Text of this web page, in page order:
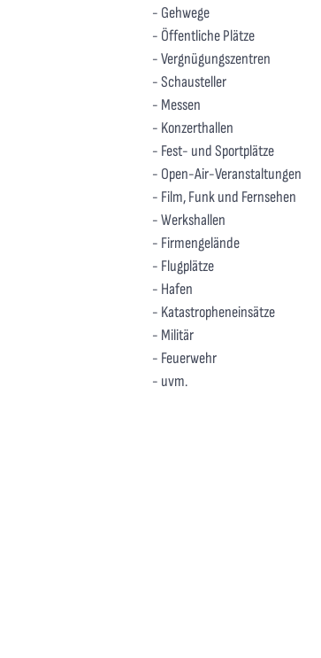
- Gehwege
- Öffentliche Plätze
- Vergnügungszentren
- Schausteller
- Messen
- Konzerthallen
- Fest- und Sportplätze
- Open-Air-Veranstaltungen
- Film, Funk und Fernsehen
- Werkshallen
- Firmengelände
- Flugplätze
- Hafen
- Katastropheneinsätze
- Militär
- Feuerwehr
- uvm.